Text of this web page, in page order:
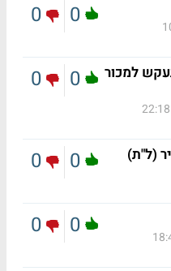
0
0
למכור
0
0
(ל"ת) 0
0
0
0